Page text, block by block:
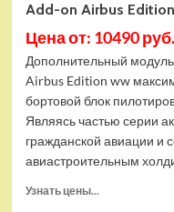
Add-on Airbus
Цена от: 10490 руб.
Дополнительный
Airbus Edition ww
бортовой блок
Являясь частью серии
гражданской авиации и
авиастроительным
Узнать цены...